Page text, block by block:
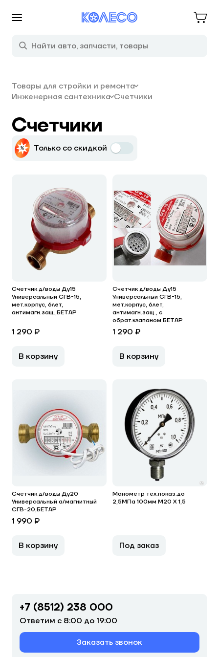
Товары для стройки и ремонта
Инженерная сантехника Счетчики
Счетчики
Только со скидкой
Счетчик д/воды Ду15
Универсальный СГВ-15,
мет.корпус, 6лет,
антимагн.защ.,БЕТАР
1 290 ₽
В корзину
Счетчик д/воды Ду15
Универсальный СГВ-15,
мет.корпус, 6лет,
антимагн.защ., с
обрат.клапаном БЕТАР
1 290 ₽
В корзину
Счетчик д/воды Ду20
Универсальный а/магнитный
СГВ-20,БЕТАР
1 990 ₽
В корзину
Манометр тех.показ.до
2,5МПа 100мм М20 Х 1,5
Под заказ
+7 (8512) 238 000
Ответим с 8:00 до 19:00
Заказать звонок